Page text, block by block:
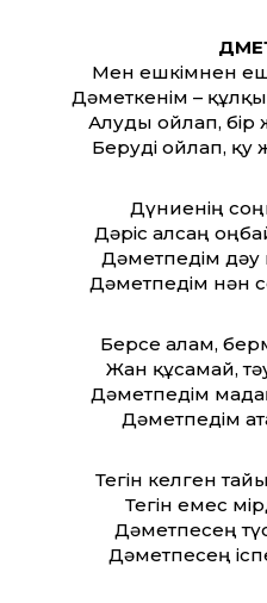
Мен ешкімнен
Дәметкенім –
Алуды ойлап, бір
Беруді ойлап, қу
Дүниенің
Дәріс алсаң
Дәметпедім дәу
Дәметпедім нән
Берсе алам,
Жан құсамай,
Дәметпедім
Дәметпедім
Тегін келген
Тегін емес
Дәметпесең
Дәметпесең